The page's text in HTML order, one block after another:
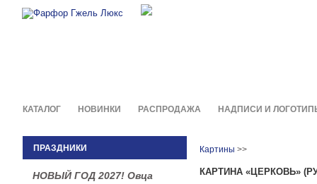
КАТАЛОГ НОВИНКИ РАСПРОДАЖА НАДПИСИ И
ПРАЗДНИКИ
НОВЫЙ ГОД 2027! Овца
Картины >>
КАРТИНА «ЦЕРКОВЬ»